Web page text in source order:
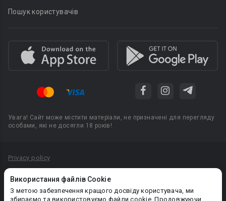
Використання файлів Cookie
З метою забезпечення кращого досвіду користувача, ми
збираємо та використовуємо файли cookie. Продовжуючи
Пошук користувачів
Увага! Сайт може містити матеріали, не призначені для перегляду
особами, які не досягли 18 років!
Privacy policy
Політика конфіденційності